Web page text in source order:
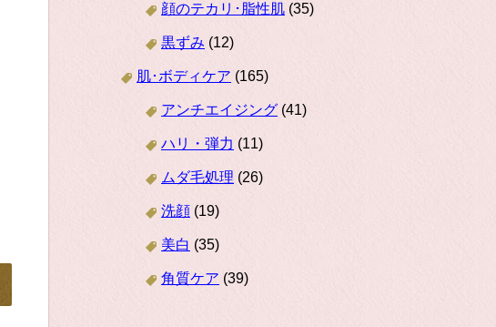
顔のテカリ･脂性肌 (35)
黒ずみ (12)
肌･ボディケア (165)
アンチエイジング (41)
ハリ・弾力 (11)
ムダ毛処理 (26)
洗顔 (19)
美白 (35)
角質ケア (39)